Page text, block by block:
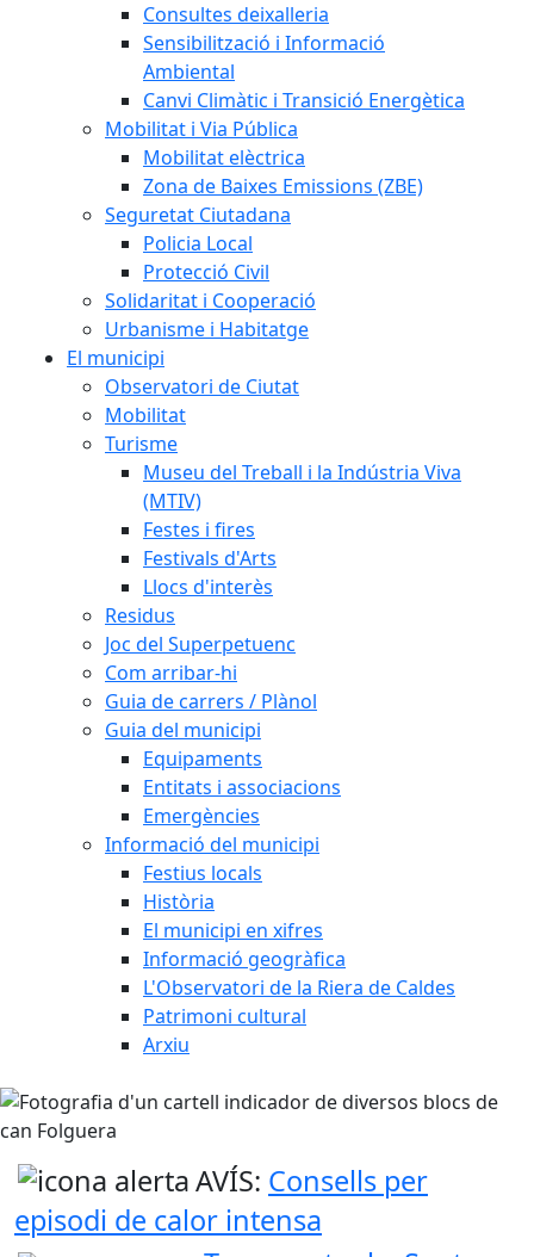
Consultes deixalleria
Sensibilització i Informació
Ambiental
Canvi Climàtic i Transició Energètica
Mobilitat i Via Pública
Mobilitat elèctrica
Zona de Baixes Emissions (ZBE)
Seguretat Ciutadana
Policia Local
Protecció Civil
Solidaritat i Cooperació
Urbanisme i Habitatge
El municipi
Observatori de Ciutat
Mobilitat
Turisme
Museu del Treball i la Indústria Viva
(MTIV)
Festes i fires
Festivals d'Arts
Llocs d'interès
Residus
Joc del Superpetuenc
Com arribar-hi
Guia de carrers / Plànol
Guia del municipi
Equipaments
Entitats i associacions
Emergències
Informació del municipi
Festius locals
Història
El municipi en xifres
Informació geogràfica
L'Observatori de la Riera de Caldes
Patrimoni cultural
Arxiu
AVÍS: Consells per
episodi de calor intensa